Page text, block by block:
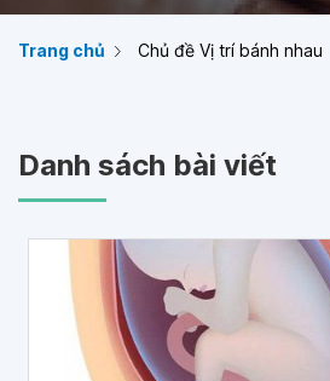
Trang chủ Chủ đề Vị trí bánh nhau
Danh sách bài viết